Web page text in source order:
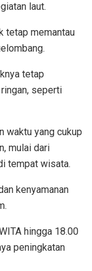
laut.
tetap memantau
tetap
seperti
waktu yang cukup
mulai dari
tempat wisata.
kenyamanan
hingga 18.00
peningkatan